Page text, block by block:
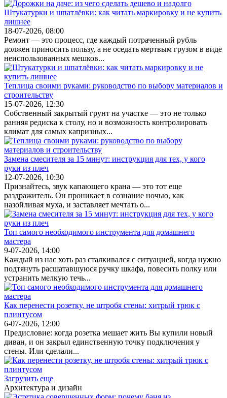
Штукатурки и шпатлёвки: как читать маркировку и не купить
лишнее
18-07-2026, 08:00
Ремонт — это процесс, где каждый потраченный рубль
должен приносить пользу, а не оседать мертвым грузом в виде
неиспользованных мешков...
Теплица своими руками: руководство по выбору материалов и
строительству
15-07-2026, 12:30
Собственный закрытый грунт на участке — это не только
ранняя редиска к столу, но и возможность контролировать
климат для самых капризных...
Замена смесителя за 15 минут: инструкция для тех, у кого
руки из плеч
12-07-2026, 10:30
Признайтесь, звук капающего крана — это тот еще
раздражитель. Он проникает в сознание ночью, как
назойливая муха, и заставляет мечтать о...
Топ самого необходимого инструмента для домашнего
мастера
9-07-2026, 14:00
Каждый из нас хоть раз сталкивался с ситуацией, когда нужно
подтянуть расшатавшуюся ручку шкафа, повесить полку или
устранить мелкую течь...
Как перенести розетку, не штробя стены: хитрый трюк с
плинтусом
6-07-2026, 12:00
Предисловие: когда розетка мешает жить Вы купили новый
диван, и он закрыл единственную точку подключения у
стены. Или сделали...
Загрузить еще
Архитектура и дизайн